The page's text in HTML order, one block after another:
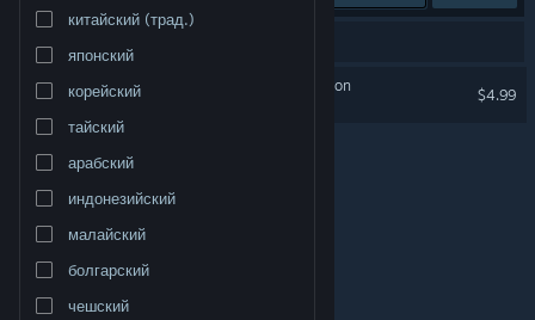
Изменить язык
Полная версия
китайский (трад.)
японский
корейский
тайский
арабский
индонезийский
малайский
болгарский
чешский
Evolution Planet: Gold Edition
$4.99